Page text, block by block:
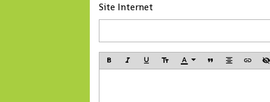
Site Internet